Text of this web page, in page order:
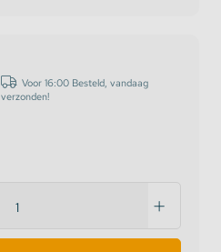
Voor 16:00 Besteld, vandaag
verzonden!